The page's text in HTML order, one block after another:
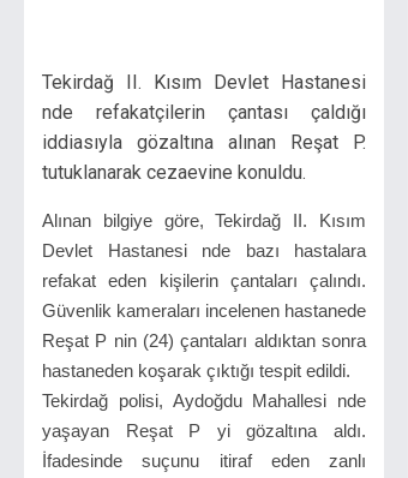
Tekirdağ II. Kısım Devlet Hastanesi
nde refakatçilerin çantası çaldığı
iddiasıyla gözaltına alınan Reşat P.
tutuklanarak cezaevine konuldu.
Alınan bilgiye göre, Tekirdağ II. Kısım
Devlet Hastanesi nde bazı hastalara
refakat eden kişilerin çantaları çalındı.
Güvenlik kameraları incelenen hastanede
Reşat P nin (24) çantaları aldıktan sonra
hastaneden koşarak çıktığı tespit edildi.
Tekirdağ polisi, Aydoğdu Mahallesi nde
yaşayan Reşat P yi gözaltına aldı.
İfadesinde suçunu itiraf eden zanlı